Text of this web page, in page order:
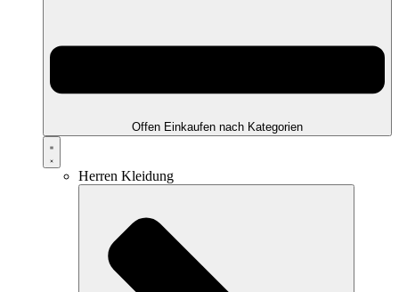
Offen Einkaufen nach Kategorien
Herren Kleidung